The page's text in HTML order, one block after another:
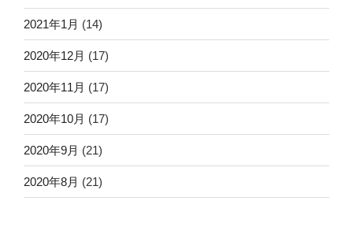
2021年1月 (14)
2020年12月 (17)
2020年11月 (17)
2020年10月 (17)
2020年9月 (21)
2020年8月 (21)